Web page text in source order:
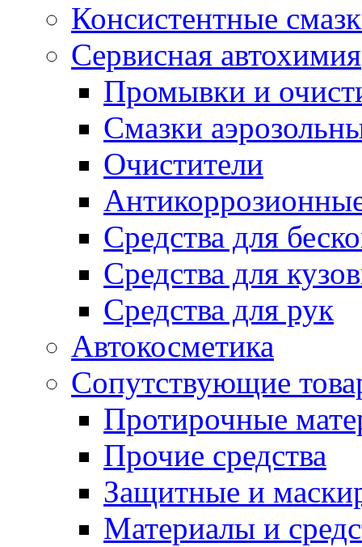
Консистентные
Сервисная автохимия
Промывки и
Смазки
Очистители
Средства для
Средства для
Средства для рук
Автокосметика
Сопутствующие
Протирочные
Прочие средства
Защитные и
Материалы и